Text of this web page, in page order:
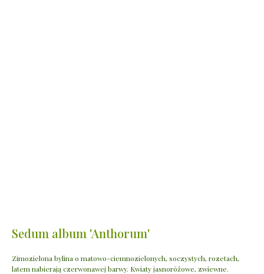
Sedum album 'Anthorum'
Zimozielona bylina o matowo-ciemnozielonych, soczystych, rozetach,
latem nabierają czerwonawej barwy. Kwiaty jasnoróżowe, zwiewne.